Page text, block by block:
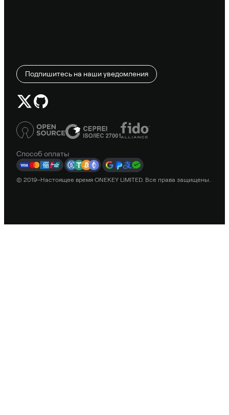
Подпишитесь на наши уведомления
Способ оплаты
© 2019–Настоящее время ONEKEY LIMITED. Все права защищены.